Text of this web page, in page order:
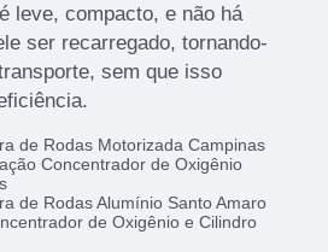
leve, compacto, e não há
ser recarregado, tornando-
sem que isso
de Rodas Motorizada Campinas
Concentrador de Oxigênio
de Rodas Alumínio Santo Amaro
de Oxigênio e Cilindro